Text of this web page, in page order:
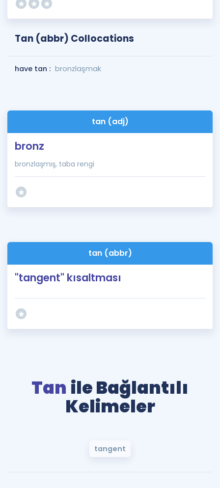
Tan (abbr) Collocations
have tan : bronzlaşmak
tan (adj)
bronz
bronzlaşmış, taba rengi
tan (abbr)
"tangent" kısaltması
Tan ile Bağlantılı
Kelimeler
tangent